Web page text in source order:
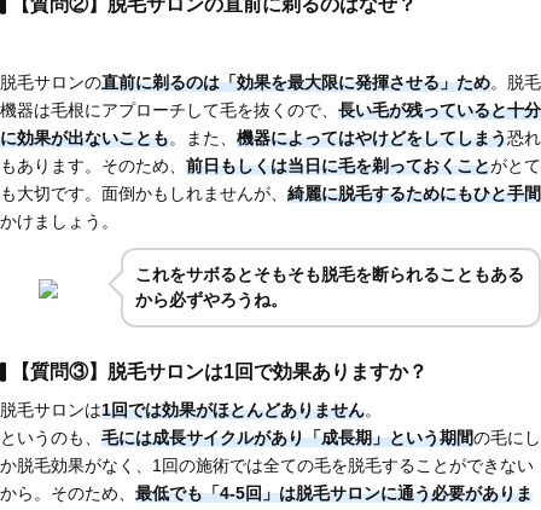
【質問②】脱毛サロンの直前に剃るのはなぜ？
脱毛サロンの直前に剃るのは「効果を最大限に発揮させる」ため。脱毛
機器は毛根にアプローチして毛を抜くので、 長い毛が残っていると十分
に効果が出ないことも。また、 機器によってはやけどをしてしまう恐れ
もあります。そのため、 前日もしくは当日に毛を剃っておくことがとて
も大切です。面倒かもしれませんが、 綺麗に脱毛するためにもひと手間
かけましょう。
これをサボるとそもそも脱毛を断られることもある
から必ずやろうね。
【質問③】脱毛サロンは1回で効果ありますか？
脱毛サロンは1回では効果がほとんどありません。
というのも、 毛には成長サイクルがあり「成長期」という期間の毛にし
か脱毛効果がなく、1回の施術では全ての毛を脱毛することができない
から。そのため、 最低でも「4-5回」は脱毛サロンに通う必要がありま